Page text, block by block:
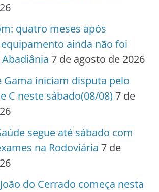
quatro meses após
ainda não foi
7 de agosto de 2026
Gama iniciam disputa pelo
C neste sábado(08/08) 7 de
segue até sábado com
na Rodoviária 7 de
do Cerrado começa nesta